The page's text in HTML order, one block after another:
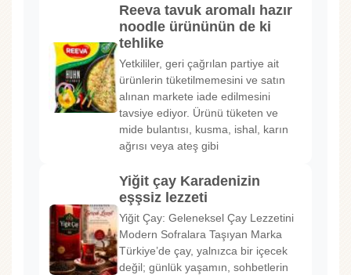
Reeva tavuk aromalı hazır
noodle ürününün de ki
tehlike
Yetkililer, geri çağrılan partiye ait
ürünlerin tüketilmemesini ve satın
alınan markete iade edilmesini
tavsiye ediyor. Ürünü tüketen ve
mide bulantısı, kusma, ishal, karın
ağrısı veya ateş gibi
Yiğit çay Karadenizin
eşşsiz lezzeti
Yiğit Çay: Geleneksel Çay Lezzetini
Modern Sofralara Taşıyan Marka
Türkiye’de çay, yalnızca bir içecek
değil; günlük yaşamın, sohbetlerin